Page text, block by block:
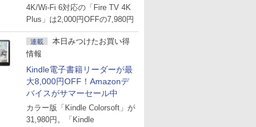
4K/Wi-Fi 6対応の「Fire TV 4K
Plus」は2,000円OFFの7,980円
連載
本日みつけたお買い得
情報
Kindle電子書籍リーダーが最
大8,000円OFF！Amazonデ
バイスがサマーセール中
カラー版「Kindle Colorsoft」が
31,980円。「Kindle